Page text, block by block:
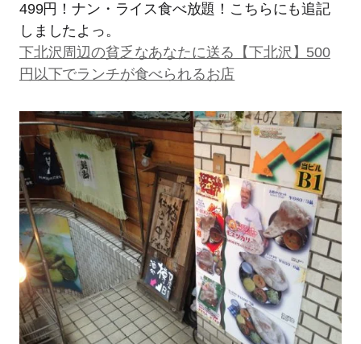
499円！ナン・ライス食べ放題！こちらにも追記
しましたよっ。
下北沢周辺の貧乏なあなたに送る【下北沢】500
円以下でランチが食べられるお店